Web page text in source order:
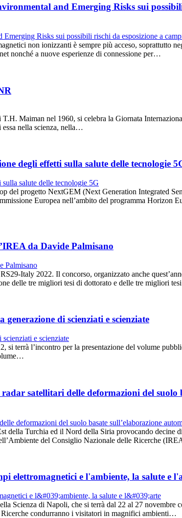
and Emerging Risks sui
non ionizzanti è sempre più acceso, soprattutto
nonché a nuove esperienze di connessione per…
Maiman nel 1960, si celebra la Giornata
nella scienza, nella…
degli effetti sulla salute delle tecnologie
del progetto NextGEM (Next Generation Integrated
Europea nell’ambito del programma Horizon
da Davide Palmisano
Italy 2022. Il concorso, organizzato anche
delle tre migliori tesi di dottorato e delle tre migliori
di scienziati e scienziate
terrà l’incontro per la presentazione del volume
satellitari delle deformazioni del suolo
della Turchia ed il Nord della Siria provocando decine
del Consiglio Nazionale delle Ricerche
elettromagnetici e l'ambiente, la salute e
Scienza di Napoli, che si terrà dal 22 al 27
condurranno i visitatori in magnifici ambienti…